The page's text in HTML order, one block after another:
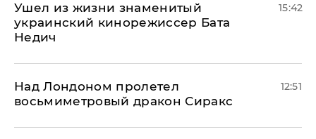
Ушел из жизни знаменитый
украинский кинорежиссер Бата
Недич
15:42
Над Лондоном пролетел
восьмиметровый дракон Сиракс
12:51